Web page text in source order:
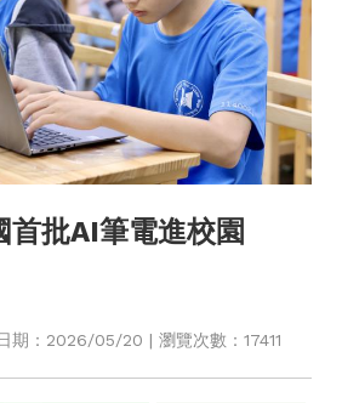
首批AI筆電進校園
期：2026/05/20 | 瀏覽次數：17411